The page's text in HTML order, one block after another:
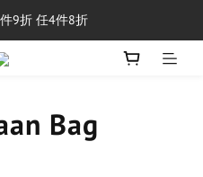
享免運費
9折 任4件8折
滿額$10,000 現折$500
Bag